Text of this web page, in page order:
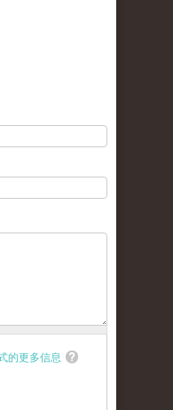
的更多信息